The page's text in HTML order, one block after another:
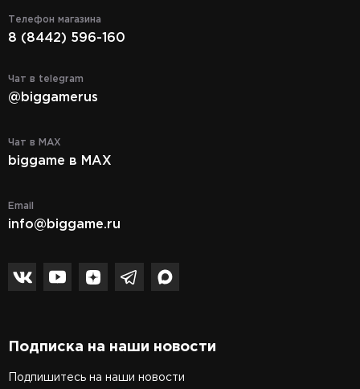
Телефон магазина
8 (8442) 596-160
Чат в telegram
@biggamerus
Чат в MAX
biggame в MAX
Email
info@biggame.ru
Подписка на наши новости
Подпишитесь на наши новости